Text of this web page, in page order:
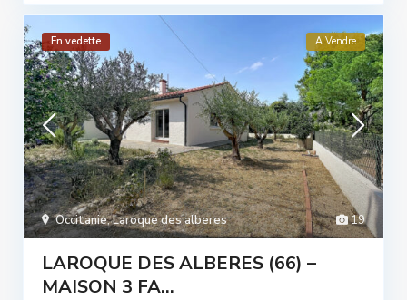
19
Occitanie,Laroque des alberes
En vedette A Vendre
LAROQUE DES ALBERES (66) –
MAISON 3 FA...